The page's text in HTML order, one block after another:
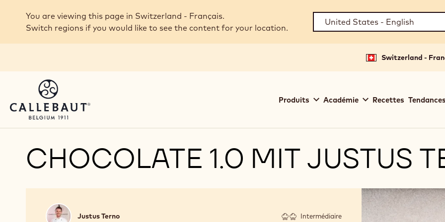
Skip to main content
You are viewing this page in Switzerland - Français.
Switch regions if you would like to see the content for your location.
Switzerland -
navigation
Produits Académie Recettes
CHOCOLATE 1.0 MIT JUSTUS
Justus
Justus Terno Intermédiaire